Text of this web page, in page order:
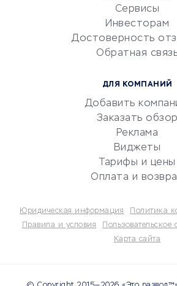
документооборот
Юридические компании
Бухгалтерия онлайн
Потребительские кредиты
Сервисы
Инвесторам
Достоверность
Обратная
ДЛЯ КОМПАНИЙ
Добавить
Заказать обзор
Реклама
Виджеты
Тарифы и цены
Оплата и
Юридическая информация
Политика
Правила и условия
Пользовательское
Карта сайта